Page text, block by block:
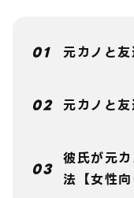
元カノと
元カノと
彼氏が元
法【女性向